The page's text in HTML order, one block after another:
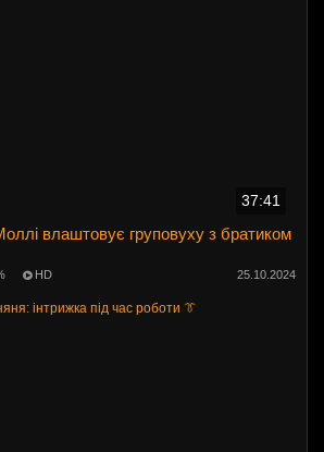
37:41
влаштовує груповуху з братиком
HD 25.10.2024